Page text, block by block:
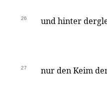
26 und hinter
27 nur den Keim